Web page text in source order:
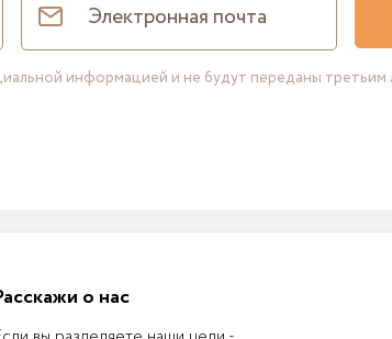
информацией и не будут переданы третьим
о нас